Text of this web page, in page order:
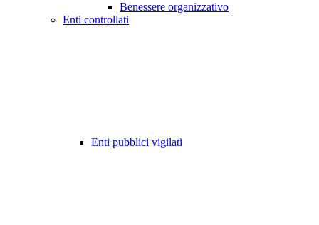
Benessere organizzativo
Enti controllati
Enti pubblici vigilati